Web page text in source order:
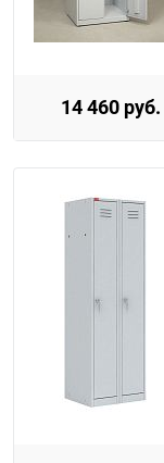
14 460 руб.